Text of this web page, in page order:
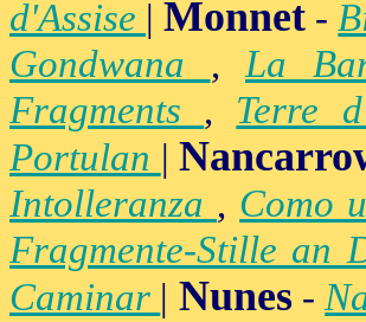
d'Assise |Monnet -
Gondwana ,La
Fragments , Terre
Portulan |
Intolleranza , Como
Fragmente-Stille an
Caminar | Nunes-